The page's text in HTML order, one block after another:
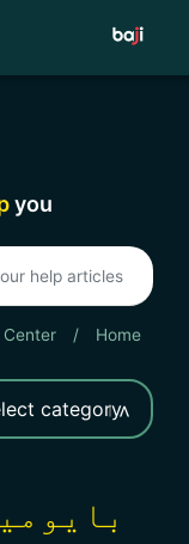
you?
Home
/
Center